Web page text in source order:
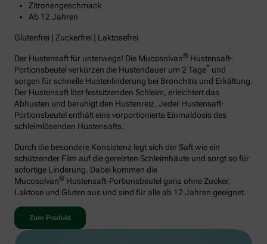
Zitronengeschmack
Ab 12 Jahren
Glutenfrei | Zuckerfrei | Laktosefrei
Der Hustensaft für unterwegs! Die Mucosolvan® Hustensaft-
Portionsbeutel verkürzen die Hustendauer um 2 Tage* und
sorgen für schnelle Hustenlinderung bei Bronchitis und Erkältung.
Der Hustensaft löst festsitzenden Schleim, erleichtert das
Abhusten und beruhigt den Hustenreiz. Jeder Hustensaft-
Portionsbeutel enthält eine vorportionierte Einmaldosis des
schleimlösenden Hustensafts.
Durch die besondere Konsistenz legt sich der Saft wie ein
schützender Film auf die gereizten Schleimhäute und sorgt so für
sofortige Linderung. Dabei kommen die
Mucosolvan® Hustensaft-Portionsbeutel ganz ohne Zucker,
Laktose und Gluten aus und sind für alle ab 12 Jahren geeignet.
Zum Produkt